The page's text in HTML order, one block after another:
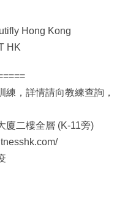
Hong Kong
HK
練，詳情請向教練查詢，
廈二樓全層 (K-11旁)